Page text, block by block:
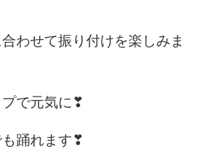
わせて振り付けを楽しみま
で元気に❣
踊れます❣